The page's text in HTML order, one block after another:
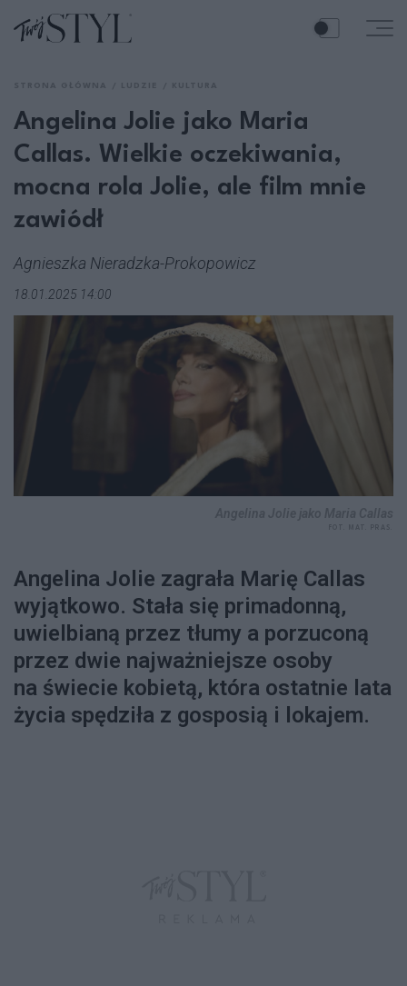
Angelina Jolie jako Maria
Callas. Wielkie oczekiwania,
mocna rola Jolie, ale film mnie
zawiódł
Agnieszka Nieradzka-Prokopowicz
18.01.2025 14:00
Angelina Jolie zagrała Marię Callas
wyjątkowo. Stała się primadonną,
uwielbianą przez tłumy a porzuconą
przez dwie najważniejsze osoby
na świecie kobietą, która ostatnie lata
życia spędziła z gosposią i lokajem.